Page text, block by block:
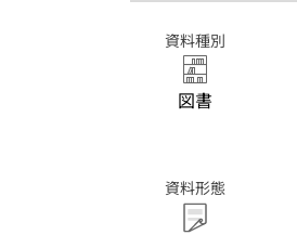
資料種別
図書
資料形態